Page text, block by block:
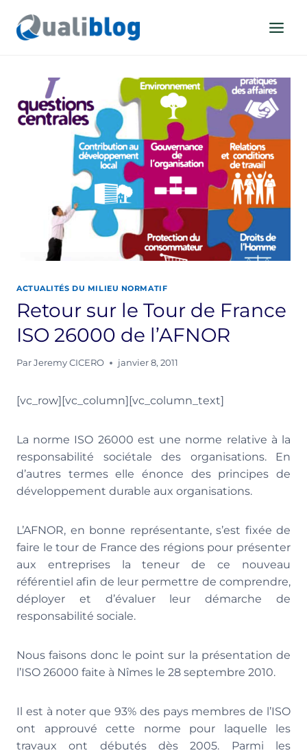
contenu
ACTUALITÉS DU MILIEU NORMATIF
Retour sur le Tour de France
ISO 26000 de l’AFNOR
Par Jeremy CICERO janvier 8, 2011
[vc_row][vc_column][vc_column_text]
La norme ISO 26000 est une norme relative à la
responsabilité sociétale des organisations. En
d’autres termes elle énonce des principes de
développement durable aux organisations.
L’AFNOR, en bonne représentante, s’est fixée de
faire le tour de France des régions pour présenter
aux entreprises la teneur de ce nouveau
référentiel afin de leur permettre de comprendre,
déployer et d’évaluer leur démarche de
responsabilité sociale.
Nous faisons donc le point sur la présentation de
l’ISO 26000 faite à Nîmes le 28 septembre 2010.
Il est à noter que 93% des pays membres de l’ISO
ont approuvé cette norme pour laquelle les
travaux ont débutés dès 2005. Parmi les